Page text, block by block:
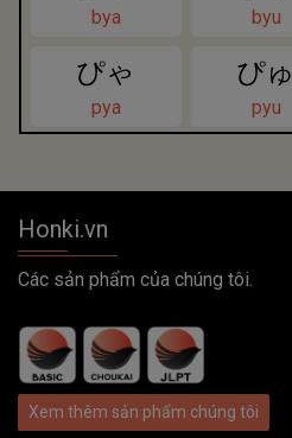
bya byu
ぴゃ
pya
ぴゅ
pyu
Honki.vn
Các sản phẩm của chúng tôi.
Xem thêm sản phẩm chúng tôi